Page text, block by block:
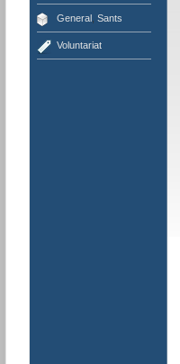
General, Sants
Voluntariat